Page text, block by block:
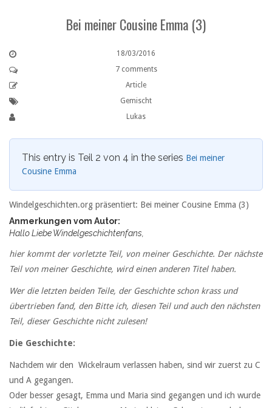
Bei meiner Cousine Emma (3)
18/03/2016
7 comments
Article
Gemischt
Lukas
This entry is Teil 2 von 4 in the series Bei meiner
Cousine Emma
Windelgeschichten.org präsentiert: Bei meiner Cousine Emma (3)
Anmerkungen vom Autor:
Hallo Liebe Windelgeschichtenfans,
hier kommt der vorletzte Teil, von meiner Geschichte. Der nächste
Teil von meiner Geschichte, wird einen anderen Titel haben.
Wer die letzten beiden Teile, der Geschichte schon krass und
übertrieben fand, den Bitte ich, diesen Teil und auch den nächsten
Teil, dieser Geschichte nicht zulesen!
Die Geschichte:
Nachdem wir den Wickelraum verlassen haben, sind wir zuerst zu C
und A gegangen.
Oder besser gesagt, Emma und Maria sind gegangen und ich wurde